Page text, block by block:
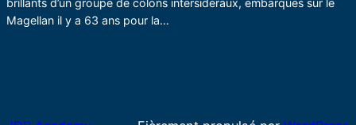
brillants d’un groupe de colons intersidéraux, embarqués sur le
Magellan il y a 63 ans pour la…